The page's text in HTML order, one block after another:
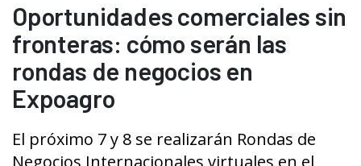
Oportunidades comerciales sin
fronteras: cómo serán las
rondas de negocios en
Expoagro
El próximo 7 y 8 se realizarán Rondas de
Negocios Internacionales virtuales en el